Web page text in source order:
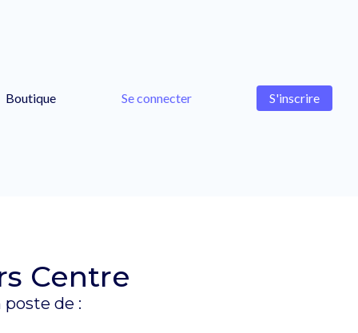
Boutique Se connecter S'inscrire
Centre
de :